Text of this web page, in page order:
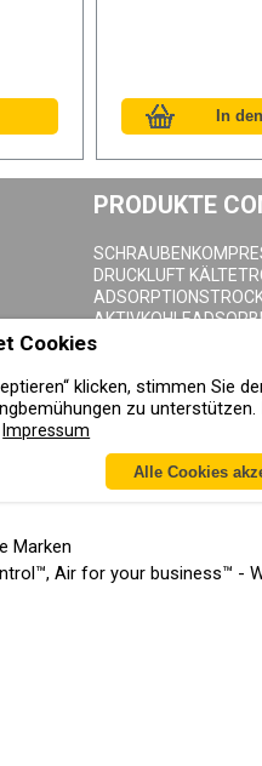
PRODUKTE
DRUCKLUFT
DRUCKLUFTFILTER
KONDENSAT-
Marken
Air for your business™ -
Cookies
klicken, stimmen Sie
zu
Impressum
Alle Cookies